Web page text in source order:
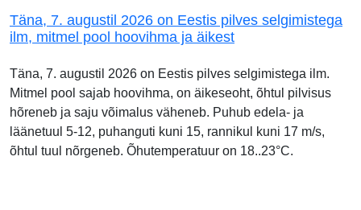
Täna, 7. augustil 2026 on Eestis pilves selgimistega
ilm, mitmel pool hoovihma ja äikest
Täna, 7. augustil 2026 on Eestis pilves selgimistega ilm.
Mitmel pool sajab hoovihma, on äikeseoht, õhtul pilvisus
hõreneb ja saju võimalus väheneb. Puhub edela- ja
läänetuul 5-12, puhanguti kuni 15, rannikul kuni 17 m/s,
õhtul tuul nõrgeneb. Õhutemperatuur on 18..23°C.